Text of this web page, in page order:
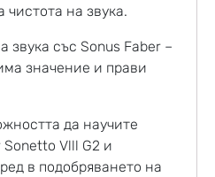
чистота на звука.
звука със Sonus Faber –
значение и прави
да научите
Sonetto Vlll G2 и
в подобряването на